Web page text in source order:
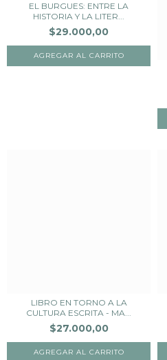
EL BURGUES: ENTRE LA
HISTORIA Y LA LITER...
$29.000,00
LIBRO EN TORNO A LA
CULTURA ESCRITA - MA...
$27.000,00